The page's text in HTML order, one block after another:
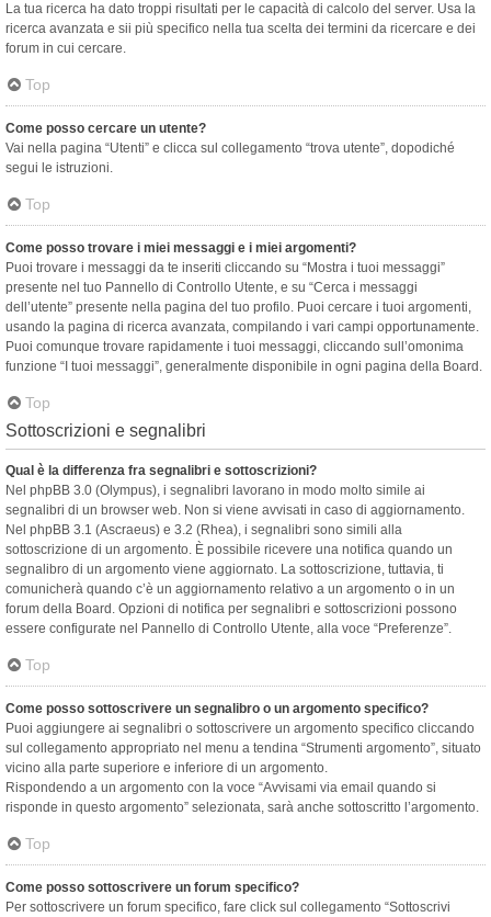
La tua ricerca ha dato troppi risultati per le capacità di calcolo del server. Usa la
ricerca avanzata e sii più specifico nella tua scelta dei termini da ricercare e dei
forum in cui cercare.
Top
Come posso cercare un utente?
Vai nella pagina “Utenti” e clicca sul collegamento “trova utente”, dopodiché
segui le istruzioni.
Top
Come posso trovare i miei messaggi e i miei argomenti?
Puoi trovare i messaggi da te inseriti cliccando su “Mostra i tuoi messaggi”
presente nel tuo Pannello di Controllo Utente, e su “Cerca i messaggi
dell’utente” presente nella pagina del tuo profilo. Puoi cercare i tuoi argomenti,
usando la pagina di ricerca avanzata, compilando i vari campi opportunamente.
Puoi comunque trovare rapidamente i tuoi messaggi, cliccando sull’omonima
funzione “I tuoi messaggi”, generalmente disponibile in ogni pagina della Board.
Top
Sottoscrizioni e segnalibri
Qual è la differenza fra segnalibri e sottoscrizioni?
Nel phpBB 3.0 (Olympus), i segnalibri lavorano in modo molto simile ai
segnalibri di un browser web. Non si viene avvisati in caso di aggiornamento.
Nel phpBB 3.1 (Ascraeus) e 3.2 (Rhea), i segnalibri sono simili alla
sottoscrizione di un argomento. È possibile ricevere una notifica quando un
segnalibro di un argomento viene aggiornato. La sottoscrizione, tuttavia, ti
comunicherà quando c’è un aggiornamento relativo a un argomento o in un
forum della Board. Opzioni di notifica per segnalibri e sottoscrizioni possono
essere configurate nel Pannello di Controllo Utente, alla voce “Preferenze”.
Top
Come posso sottoscrivere un segnalibro o un argomento specifico?
Puoi aggiungere ai segnalibri o sottoscrivere un argomento specifico cliccando
sul collegamento appropriato nel menu a tendina “Strumenti argomento”, situato
vicino alla parte superiore e inferiore di un argomento.
Rispondendo a un argomento con la voce “Avvisami via email quando si
risponde in questo argomento” selezionata, sarà anche sottoscritto l’argomento.
Top
Come posso sottoscrivere un forum specifico?
Per sottoscrivere un forum specifico, fare click sul collegamento “Sottoscrivi